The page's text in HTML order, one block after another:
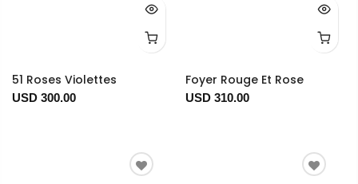
51 Roses Violettes
USD 300.00
Foyer Rouge Et Rose
USD 310.00